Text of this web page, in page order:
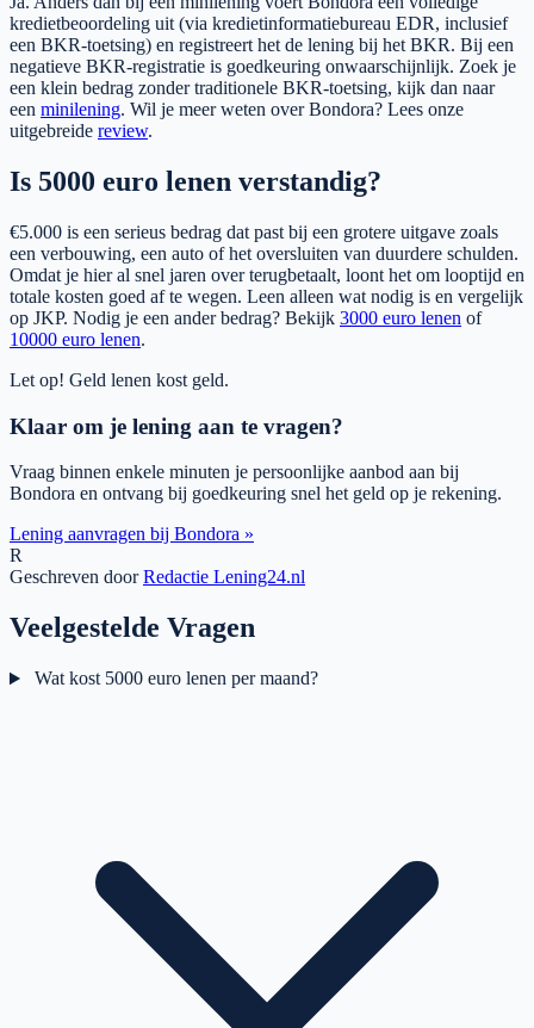
kredietbeoordeling uit (via kredietinformatiebureau EDR, inclusief
een BKR-toetsing) en registreert het de lening bij het BKR. Bij een
negatieve BKR-registratie is goedkeuring onwaarschijnlijk. Zoek je
een klein bedrag zonder traditionele BKR-toetsing, kijk dan naar
een minilening. Wil je meer weten over Bondora? Lees onze
uitgebreide review.
Is 5000 euro lenen verstandig?
€5.000 is een serieus bedrag dat past bij een grotere uitgave zoals
een verbouwing, een auto of het oversluiten van duurdere schulden.
Omdat je hier al snel jaren over terugbetaalt, loont het om looptijd en
totale kosten goed af te wegen. Leen alleen wat nodig is en vergelijk
op JKP. Nodig je een ander bedrag? Bekijk 3000 euro lenen of
10000 euro lenen.
Let op! Geld lenen kost geld.
Klaar om je lening aan te vragen?
Vraag binnen enkele minuten je persoonlijke aanbod aan bij
Bondora en ontvang bij goedkeuring snel het geld op je rekening.
Lening aanvragen bij Bondora »
R
Geschreven door Redactie Lening24.nl
Veelgestelde Vragen
Wat kost 5000 euro lenen per maand?